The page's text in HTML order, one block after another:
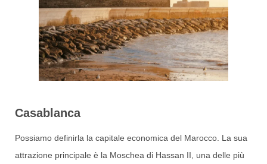
Casablanca
Possiamo definirla la capitale economica del Marocco. La sua
attrazione principale è la Moschea di Hassan II, una delle più